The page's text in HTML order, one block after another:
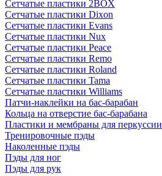
Сетчатые пластики 2BOX
Сетчатые пластики Dixon
Сетчатые пластики Evans
Сетчатые пластики Nux
Сетчатые пластики Peace
Сетчатые пластики Remo
Сетчатые пластики Roland
Сетчатые пластики Tama
Сетчатые пластики Williams
Патчи-наклейки на бас-барабан
Кольца на отверстие бас-барабана
Пластики и мембраны для перкуссии
Тренировочные пэды
Наколенные пэды
Пэды для ног
Пэды для рук